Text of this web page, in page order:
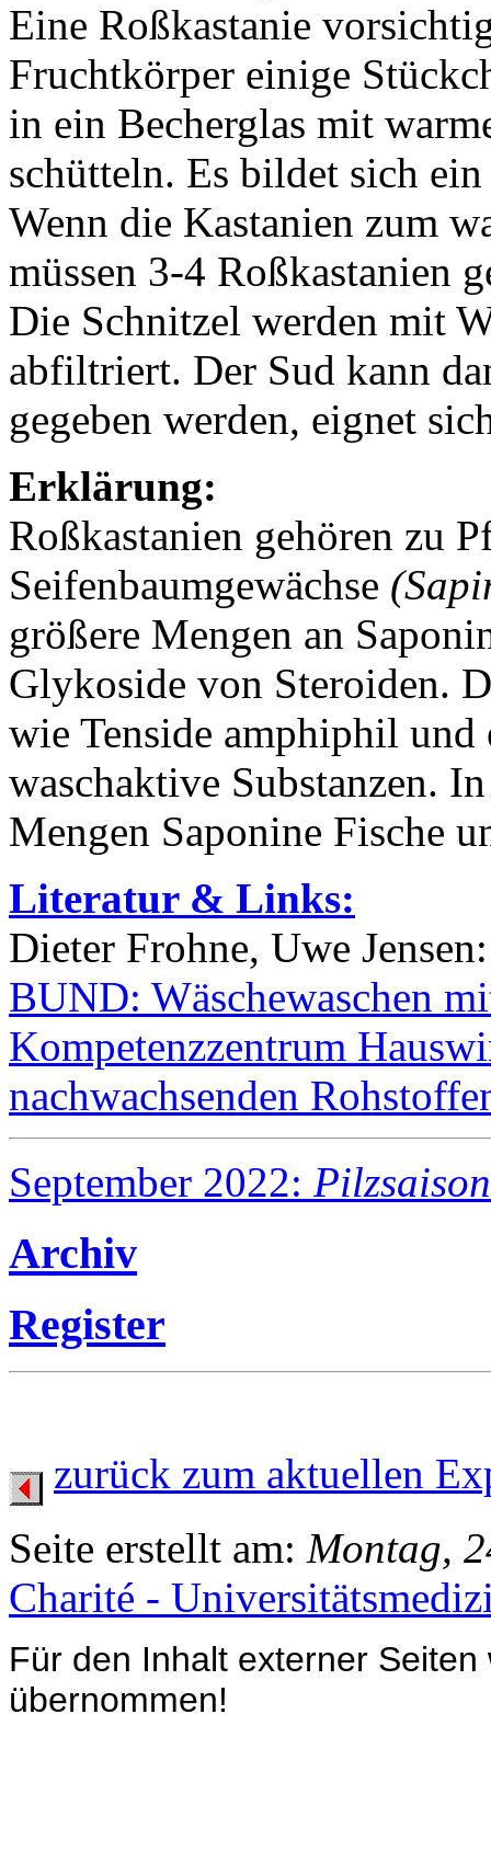
Eine Roßkastanie
Fruchtkörper einige
in ein Becherglas mit
schütteln. Es bildet sich
Wenn die Kastanien zum
müssen 3-4 Roßkastanien
Die Schnitzel werden mit
abfiltriert. Der Sud kann
gegeben werden, eignet
Erklärung:
Roßkastanien gehören zu
Seifenbaumgewächse
größere Mengen an
Glykoside von Steroiden.
wie Tenside amphiphil und
waschaktive Substanzen.
Mengen Saponine Fische
Literatur & Links:
Dieter Frohne, Uwe
BUND: Wäschewaschen
Kompetenzzentrum
nachwachsenden
September 2022: Pilzsaison
Archiv
Register
zurück zum aktuellen
Seite erstellt am: Montag,
Charité -
Für den Inhalt externer
übernommen!